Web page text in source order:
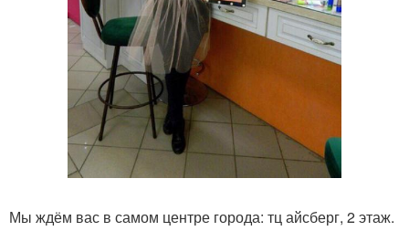
Мы ждём вас в самом центре города: тц айсберг, 2 этаж.